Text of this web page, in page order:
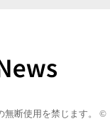
無断使用を禁じます。 ©